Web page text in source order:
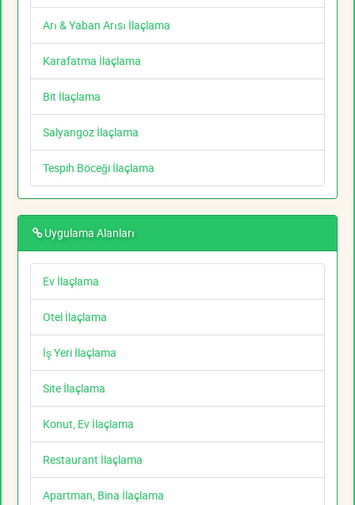
Arı & Yaban Arısı İlaçlama
Karafatma İlaçlama
Bit İlaçlama
Salyangoz İlaçlama
Tespih Böceği İlaçlama
Uygulama Alanları
Ev İlaçlama
Otel İlaçlama
İş Yeri İlaçlama
Site İlaçlama
Konut, Ev İlaçlama
Restaurant İlaçlama
Apartman, Bina İlaçlama